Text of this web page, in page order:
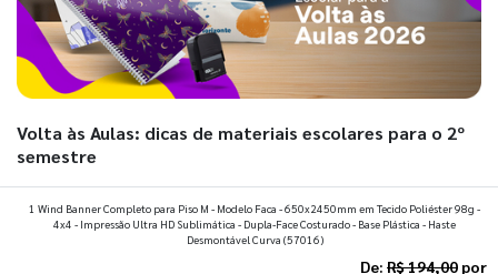
Volta às Aulas: dicas de materiais escolares para o 2º
semestre
Prepare a mochila, organize a rotina e descubra os materiais
que fazem toda diferença para começar o segundo
1 Wind Banner Completo para Piso M - Modelo Faca - 650x2450mm em Tecido Poliéster 98g -
4x4 - Impressão Ultra HD Sublimática - Dupla-Face Costurado - Base Plástica - Haste
Desmontável Curva (57016)
De: R$ 194,00 por